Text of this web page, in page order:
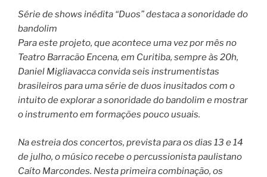
Série de shows inédita “Duos” destaca a sonoridade do
bandolim
Para este projeto, que acontece uma vez por mês no
Teatro Barracão Encena, em Curitiba, sempre às 20h,
Daniel Migliavacca convida seis instrumentistas
brasileiros para uma série de duos inusitados com o
intuito de explorar a sonoridade do bandolim e mostrar
o instrumento em formações pouco usuais.
Na estreia dos concertos, prevista para os dias 13 e 14
de julho, o músico recebe o percussionista paulistano
Caíto Marcondes. Nesta primeira combinação, os